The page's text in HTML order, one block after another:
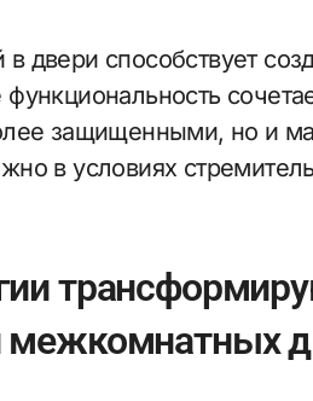
двери способствует
защищенными, но и
в условиях